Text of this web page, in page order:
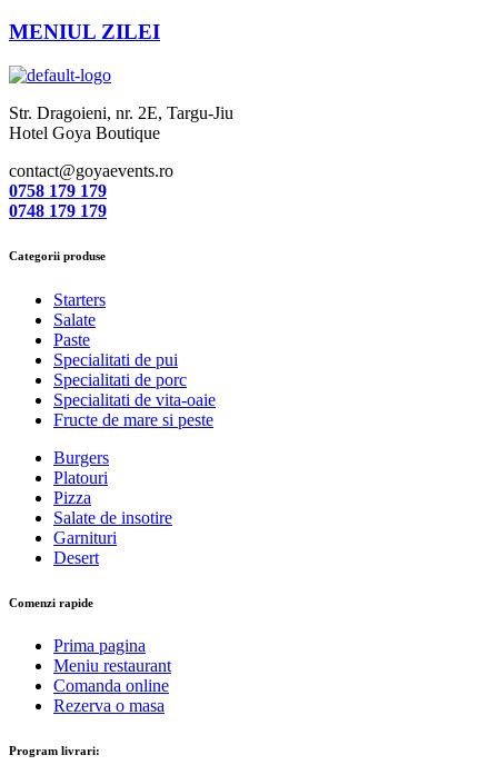
MENIUL ZILEI
Str. Dragoieni, nr. 2E, Targu-Jiu
Hotel Goya Boutique
contact@goyaevents.ro
0758 179 179
0748 179 179
Categorii produse
Starters
Salate
Paste
Specialitati de pui
Specialitati de porc
Specialitati de vita-oaie
Fructe de mare si peste
Burgers
Platouri
Pizza
Salate de insotire
Garnituri
Desert
Comenzi rapide
Prima pagina
Meniu restaurant
Comanda online
Rezerva o masa
Program livrari: